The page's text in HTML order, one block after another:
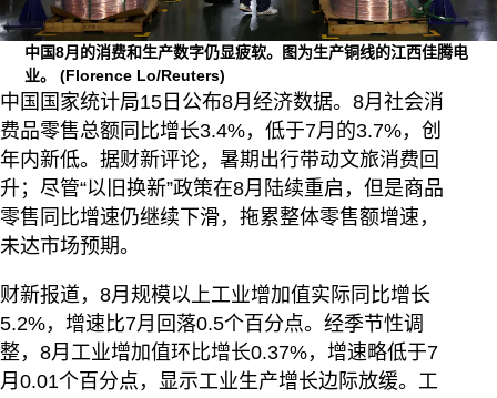
中国8月的消费和生产数字仍显疲软。图为生产铜线的江西佳腾电
业。(Florence Lo/Reuters)
中国国家统计局15日公布8月经济数据。8月社会消
费品零售总额同比增长3.4%，低于7月的3.7%，创
年内新低。据财新评论，暑期出行带动文旅消费回
升；尽管“以旧换新”政策在8月陆续重启，但是商品
零售同比增速仍继续下滑，拖累整体零售额增速，
未达市场预期。
财新报道，8月规模以上工业增加值实际同比增长
5.2%，增速比7月回落0.5个百分点。经季节性调
整，8月工业增加值环比增长0.37%，增速略低于7
月0.01个百分点，显示工业生产增长边际放缓。工